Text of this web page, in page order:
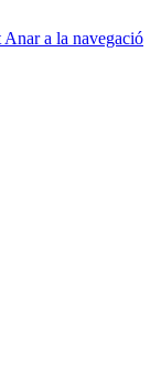
Anar a la navegació